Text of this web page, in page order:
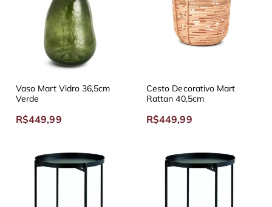
Vaso Mart Vidro 36,5cm
Verde
R$449,99
Cesto Decorativo Mart
Rattan 40,5cm
R$449,99